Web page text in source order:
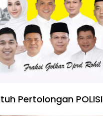
Pertolongan POLISI